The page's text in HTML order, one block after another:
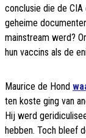
conclusie die de
geheime
mainstream werd?
hun vaccins als de
Maurice de Hond
ten koste ging van
Hij werd
hebben. Toch bleef